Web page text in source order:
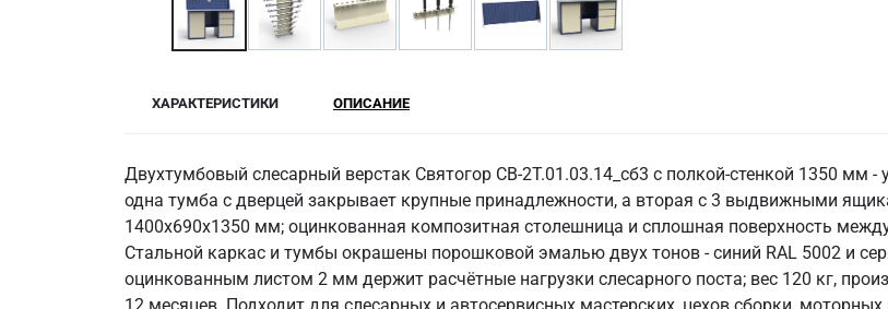
ХАРАКТЕРИСТИКИ ОПИСАНИЕ
Двухтумбовый слесарный верстак Святогор СВ-2Т.01.03.14_сб3 с полкой-стенкой 1350 мм
одна тумба с дверцей закрывает крупные принадлежности, а вторая с 3 выдвижными
1400х690х1350 мм; оцинкованная композитная столешница и сплошная поверхность
Стальной каркас и тумбы окрашены порошковой эмалью двух тонов - синий RAL 5002 и
оцинкованным листом 2 мм держит расчётные нагрузки слесарного поста; вес 120 кг,